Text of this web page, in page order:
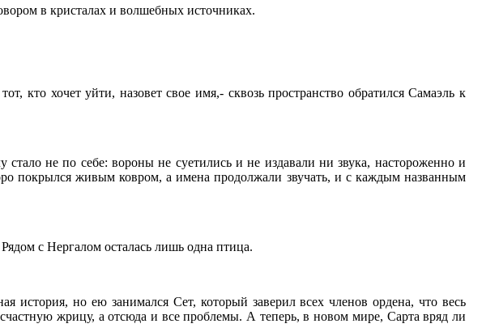
в кристалах и волшебных источниках.
кто хочет уйти, назовет свое имя,- сквозь пространство обратился Самаэль к
не по себе: вороны не суетились и не издавали ни звука, настороженно и
покрылся живым ковром, а имена продолжали звучать, и с каждым названным
с Нергалом осталась лишь одна птица.
история, но ею занимался Сет, который заверил всех членов ордена, что весь
жрицу, а отсюда и все проблемы. А теперь, в новом мире, Сарта вряд ли